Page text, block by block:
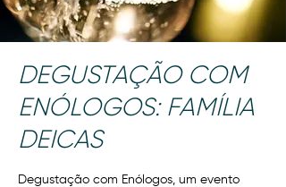
DEGUSTAÇÃO COM
ENÓLOGOS: FAMÍLIA
DEICAS
Degustação com Enólogos, um evento